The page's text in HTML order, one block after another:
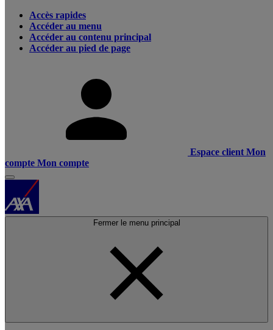
Accès rapides
Accéder au menu
Accéder au contenu principal
Accéder au pied de page
Espace client Mon
compte Mon compte
Fermer le menu principal